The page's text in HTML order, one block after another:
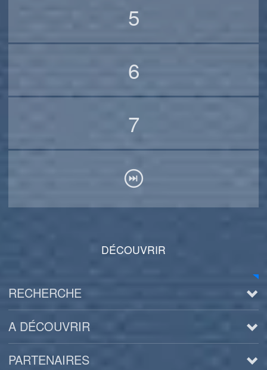
5
6
7
DÉCOUVRIR
RECHERCHE
A DÉCOUVRIR
PARTENAIRES